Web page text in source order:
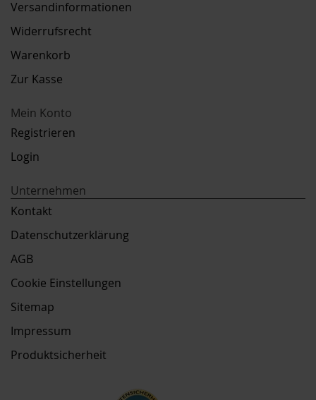
Versandinformationen
Widerrufsrecht
Warenkorb
Zur Kasse
Mein Konto
Registrieren
Login
Unternehmen
Kontakt
Datenschutzerklärung
AGB
Cookie Einstellungen
Sitemap
Impressum
Produktsicherheit